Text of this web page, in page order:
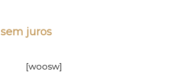
sem juros
[woosw]